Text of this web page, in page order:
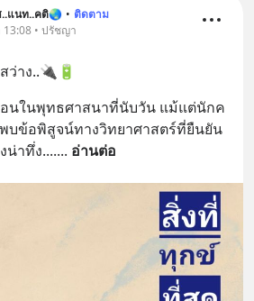
นท..คติ🌏 • ติดตาม
13:08 • ปรัชญา
ว่าง..🔌🔋
นในพุทธศาสนาที่นับวัน แม้แต่นักค
บข้อพิสูจน์ทางวิทยาศาสตร์ที่ยืนยัน
น่าทึ่ง....... อ่านต่อ